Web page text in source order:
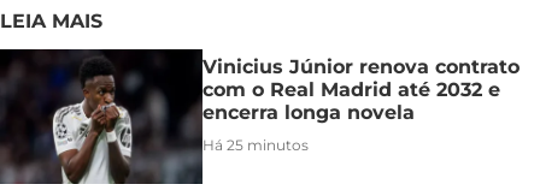
LEIA MAIS
Vinicius Júnior renova contrato
com o Real Madrid até 2032 e
encerra longa novela
Há 25 minutos